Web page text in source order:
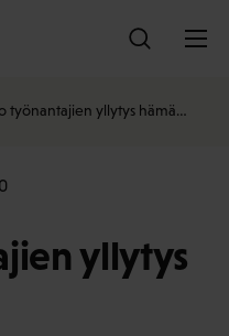
työnantajien yllytys hämä…
yllytys